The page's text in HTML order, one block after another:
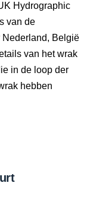
Hydrographic
van de
Nederland, België
van het wrak
in de loop der
hebben